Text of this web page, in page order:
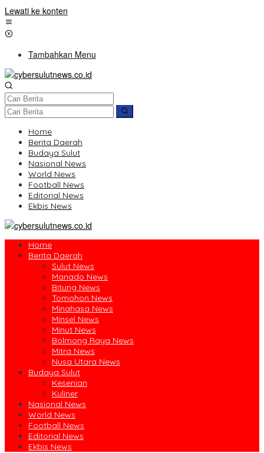
Lewati ke konten
Tambahkan Menu
Home
Berita Daerah
Budaya Sulut
Nasional News
World News
Football News
Editorial News
Ekbis News
Home
Berita Daerah
Sulut News
Manado News
Bitung News
Tomohon News
Minahasa News
Minsel News
Minut News
Bolmong Raya News
Mitra News
Nusa Utara News
Budaya Sulut
Kesenian
Kuliner
Nasional News
World News
Football News
Editorial News
Ekbis News